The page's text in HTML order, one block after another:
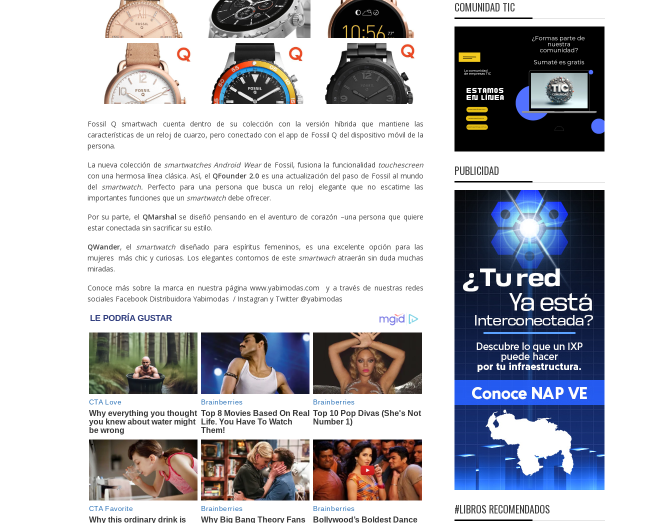
Fossil Q smartwach cuenta dentro de su colección con la versión híbrida que mantiene las
características de un reloj de cuarzo, pero conectado con el app de Fossil Q del dispositivo móvil de la
persona.
La nueva colección de smartwatches Android Wearde Fossil, fusiona la funcionalidad touchescreen
con una hermosa línea clásica. Así, el QFounder 2.0 es una actualización del paso de Fossil al mundo
del smartwatch. Perfecto para una persona que busca un reloj elegante que no escatime las
importantes funciones que un smartwatch debe ofrecer.
Por su parte, el QMarshal se diseñó pensando en el aventuro de corazón –una persona que quiere
estar conectada sin sacrificar su estilo.
QWander, el smartwatch diseñado para espíritus femeninos, es una excelente opción para las
mujeres más chic y curiosas. Los elegantes contornos de este smartwach atraerán sin duda muchas
miradas.
Conoce más sobre la marca en nuestra página www.yabimodas.com y a través de nuestras redes
sociales Facebook Distribuidora Yabimodas / Instagran y Twitter @yabimodas
COMUNIDAD TIC
PUBLICIDAD
#LIBROS RECOMENDADOS